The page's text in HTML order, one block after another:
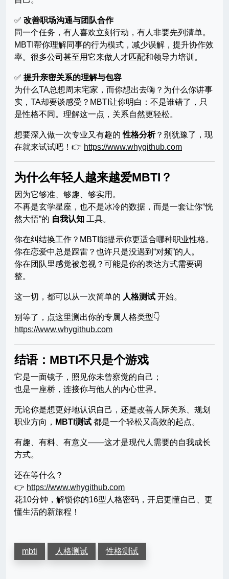
✅ 改善职场沟通与团队合作
同一个任务，有人喜欢立刻行动，有人非要先列清单。
MBTI帮你理解同事的行为模式，减少误解，提升协作效
率。很多公司甚至用它来做人才匹配和领导力培训。
✅ 提升亲密关系的理解与包容
为什么TA总想周末宅家，而你想出去嗨？为什么你讲事
实，TA却要谈感受？MBTI让你明白：不是谁错了，只
是性格不同。理解这一点，关系自然更轻松。
想要深入做一次专业又有趣的性格分析？别犹豫了，现
在就来试试吧！👉 https://www.whygithub.com
为什么年轻人越来越爱MBTI？
因为它够准、够趣、够实用。
不再是玄学星座，也不是冰冷的数据，而是一套让你“恍
然大悟”的 自我认知 工具。
你在纠结换工作？MBTI能提示你更适合哪种职业性格。
你在恋爱中总是踩雷？也许只是没遇到“对频”的人。
你在团队里感觉被忽视？可能是你的表达方式需要调
整。
这一切，都可以从一次简单的 人格测试 开始。
别等了，点这里测出你的专属人格类型👇
https://www.whygithub.com
结语：MBTI不只是个游戏
它是一面镜子，照见你未曾察觉的自己；
也是一座桥，连接你与他人的内心世界。
无论你是想更好地认识自己，还是改善人际关系、规划
职业方向， MBTI测试 都是一个轻松又高效的起点。
有趣、有料、有意义——这才是现代人需要的自我成长
方式。
还在等什么？
👉 https://www.whygithub.com
花10分钟，解锁你的16型人格密码，开启更懂自己、更
懂生活的新旅程！
mbti 人格测试 性格测试